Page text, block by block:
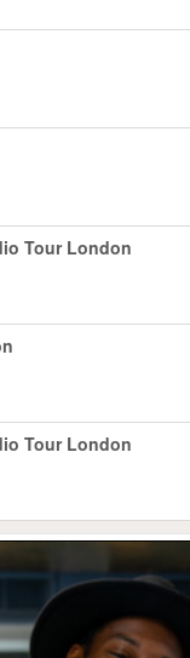
Tour London
Tour London